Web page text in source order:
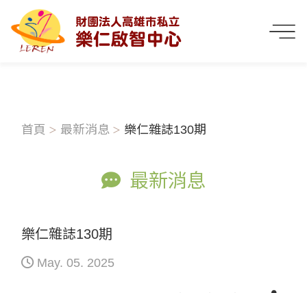
首頁 最新消息 樂仁雜誌130期
最新消息
樂仁雜誌130期
May. 05. 2025